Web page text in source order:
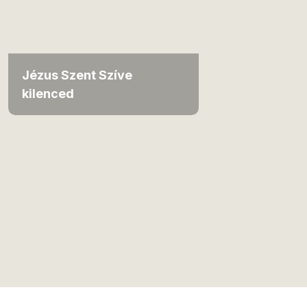
Jézus Szent Szíve
kilenced